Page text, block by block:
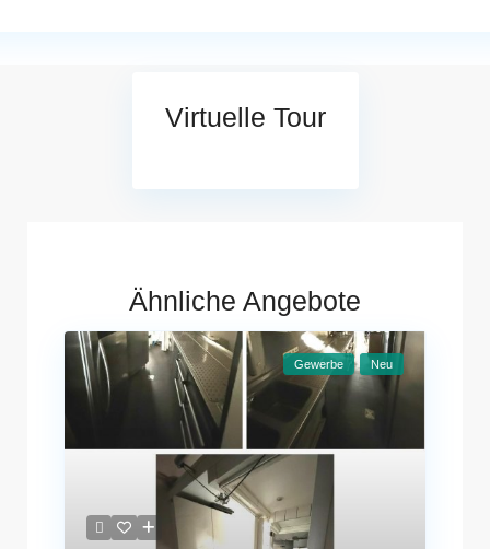
Virtuelle Tour
Ähnliche Angebote
Gewerbe Neu